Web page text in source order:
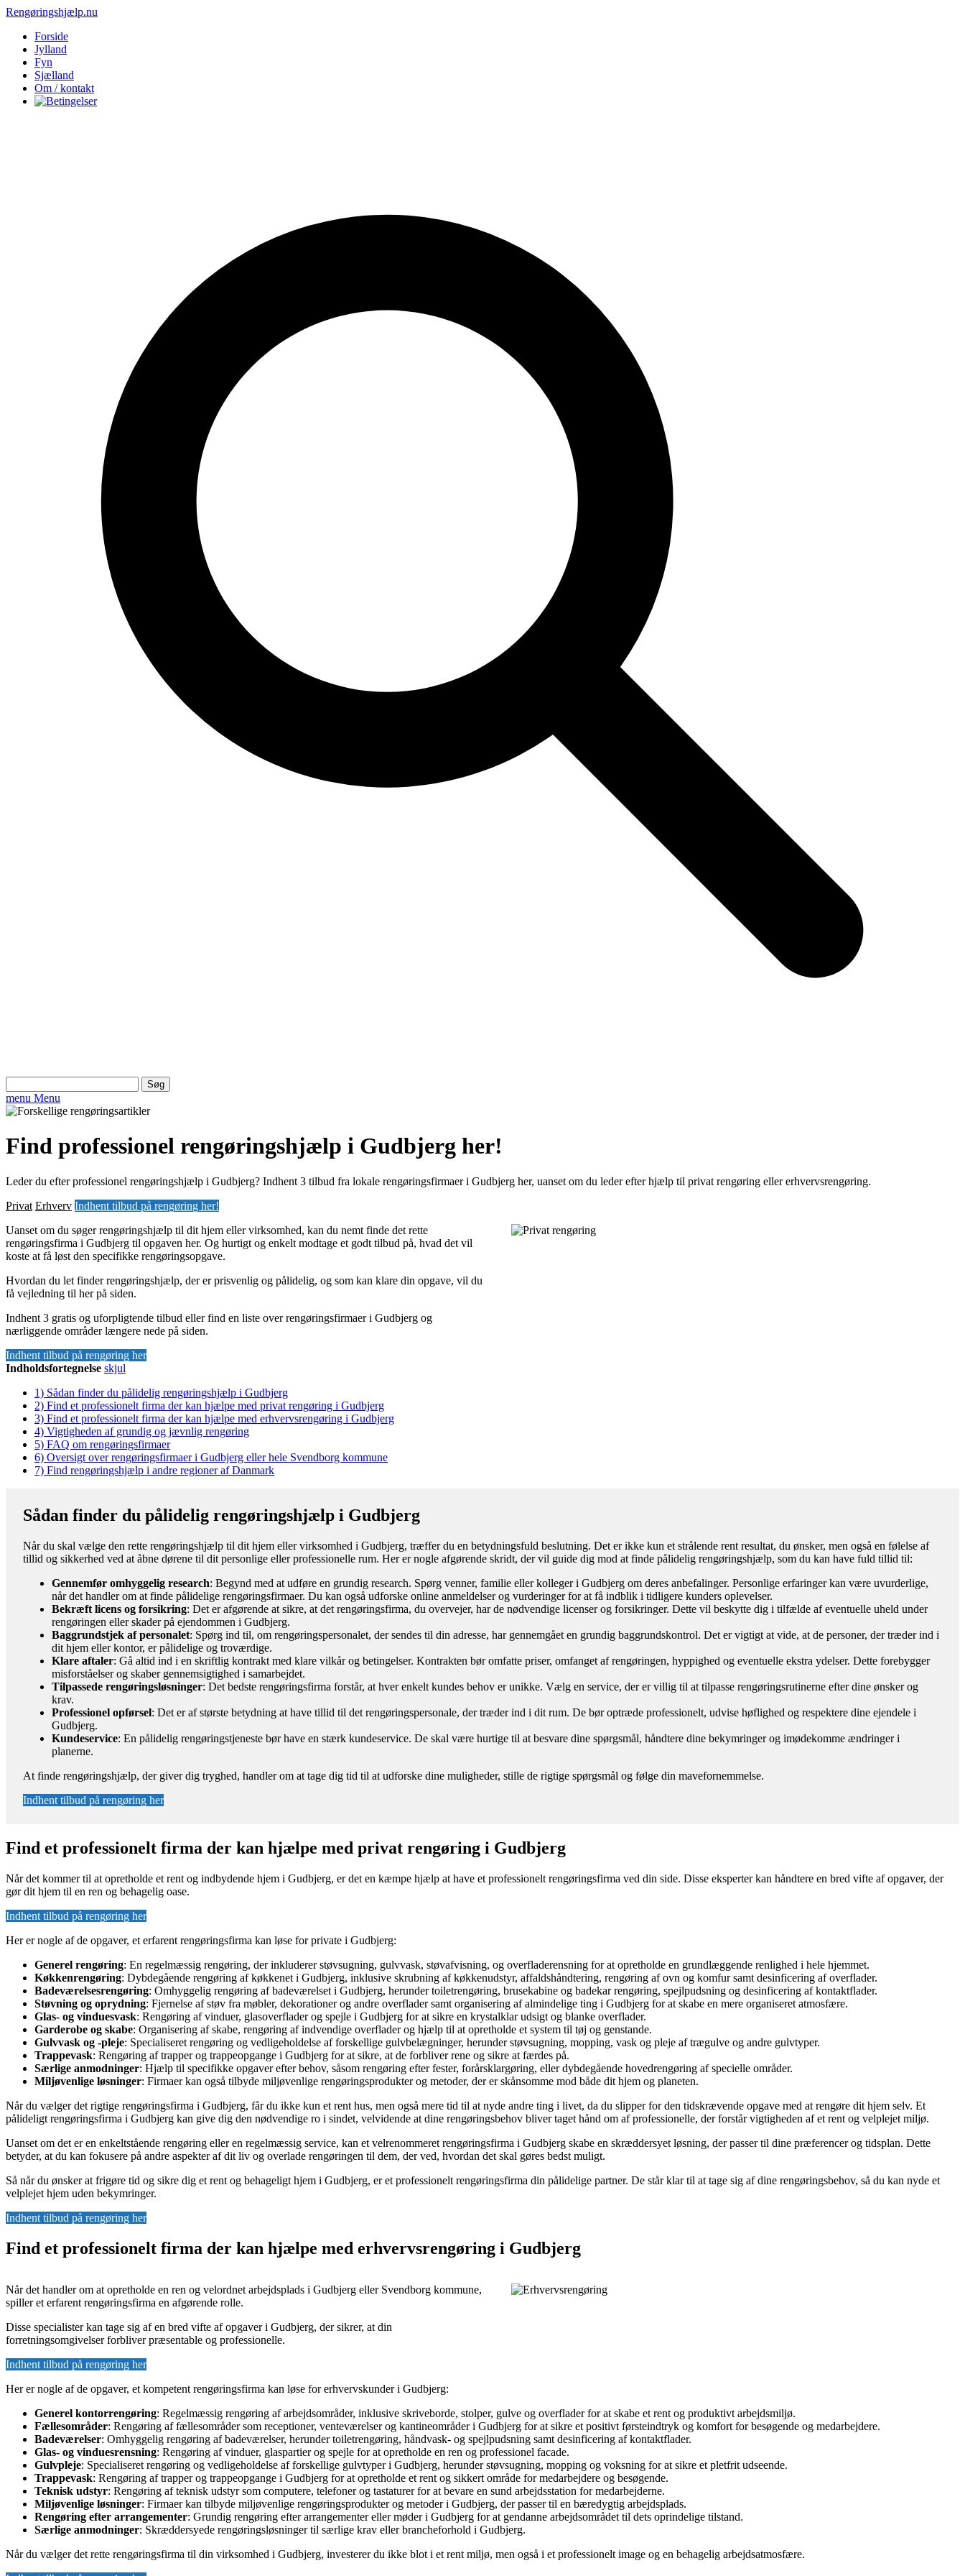
Rengøringshjælp.nu
Forside
Jylland
Fyn
Sjælland
Om / kontakt
efter:
menu Menu
Find professionel rengøringshjælp i Gudbjerg her!
Leder du efter professionel rengøringshjælp i Gudbjerg? Indhent 3 tilbud fra lokale rengøringsfirmaer i Gudbjerg her, uanset om du leder efter hjælp til privat rengøring eller erhvervsrengøring.
Privat Erhverv Indhent tilbud på rengøring her!
Uanset om du søger rengøringshjælp til dit hjem eller virksomhed, kan du nemt finde det rette
rengøringsfirma i Gudbjerg til opgaven her. Og hurtigt og enkelt modtage et godt tilbud på, hvad det vil
koste at få løst den specifikke rengøringsopgave.
Hvordan du let finder rengøringshjælp, der er prisvenlig og pålidelig, og som kan klare din opgave, vil du
få vejledning til her på siden.
Indhent 3 gratis og uforpligtende tilbud eller find en liste over rengøringsfirmaer i Gudbjerg og
nærliggende områder længere nede på siden.
Indhent tilbud på rengøring her
Indholdsfortegnelse skjul
1) Sådan finder du pålidelig rengøringshjælp i Gudbjerg
2) Find et professionelt firma der kan hjælpe med privat rengøring i Gudbjerg
3) Find et professionelt firma der kan hjælpe med erhvervsrengøring i Gudbjerg
4) Vigtigheden af grundig og jævnlig rengøring
5) FAQ om rengøringsfirmaer
6) Oversigt over rengøringsfirmaer i Gudbjerg eller hele Svendborg kommune
7) Find rengøringshjælp i andre regioner af Danmark
Sådan finder du pålidelig rengøringshjælp i Gudbjerg
Når du skal vælge den rette rengøringshjælp til dit hjem eller virksomhed i Gudbjerg, træffer du en betydningsfuld beslutning. Det er ikke kun et strålende rent resultat, du ønsker, men også en følelse af
tillid og sikkerhed ved at åbne dørene til dit personlige eller professionelle rum. Her er nogle afgørende skridt, der vil guide dig mod at finde pålidelig rengøringshjælp, som du kan have fuld tillid til:
Gennemfør omhyggelig research: Begynd med at udføre en grundig research. Spørg venner, familie eller kolleger i Gudbjerg om deres anbefalinger. Personlige erfaringer kan være uvurderlige,
når det handler om at finde pålidelige rengøringsfirmaer. Du kan også udforske online anmeldelser og vurderinger for at få indblik i tidligere kunders oplevelser.
Bekræft licens og forsikring: Det er afgørende at sikre, at det rengøringsfirma, du overvejer, har de nødvendige licenser og forsikringer. Dette vil beskytte dig i tilfælde af eventuelle uheld under
rengøringen eller skader på ejendommen i Gudbjerg.
Baggrundstjek af personalet: Spørg ind til, om rengøringspersonalet, der sendes til din adresse, har gennemgået en grundig baggrundskontrol. Det er vigtigt at vide, at de personer, der træder ind i
dit hjem eller kontor, er pålidelige og troværdige.
Klare aftaler: Gå altid ind i en skriftlig kontrakt med klare vilkår og betingelser. Kontrakten bør omfatte priser, omfanget af rengøringen, hyppighed og eventuelle ekstra ydelser. Dette forebygger
misforståelser og skaber gennemsigtighed i samarbejdet.
Tilpassede rengøringsløsninger: Det bedste rengøringsfirma forstår, at hver enkelt kundes behov er unikke. Vælg en service, der er villig til at tilpasse rengøringsrutinerne efter dine ønsker og
krav.
Professionel opførsel: Det er af største betydning at have tillid til det rengøringspersonale, der træder ind i dit rum. De bør optræde professionelt, udvise høflighed og respektere dine ejendele i
Gudbjerg.
Kundeservice: En pålidelig rengøringstjeneste bør have en stærk kundeservice. De skal være hurtige til at besvare dine spørgsmål, håndtere dine bekymringer og imødekomme ændringer i
planerne.
At finde rengøringshjælp, der giver dig tryghed, handler om at tage dig tid til at udforske dine muligheder, stille de rigtige spørgsmål og følge din mavefornemmelse.
Indhent tilbud på rengøring her
Find et professionelt firma der kan hjælpe med privat rengøring i Gudbjerg
Når det kommer til at opretholde et rent og indbydende hjem i Gudbjerg, er det en kæmpe hjælp at have et professionelt rengøringsfirma ved din side. Disse eksperter kan håndtere en bred vifte af opgaver, der
gør dit hjem til en ren og behagelig oase.
Indhent tilbud på rengøring her
Her er nogle af de opgaver, et erfarent rengøringsfirma kan løse for private i Gudbjerg:
Generel rengøring: En regelmæssig rengøring, der inkluderer støvsugning, gulvvask, støvafvisning, og overfladerensning for at opretholde en grundlæggende renlighed i hele hjemmet.
Køkkenrengøring: Dybdegående rengøring af køkkenet i Gudbjerg, inklusive skrubning af køkkenudstyr, affaldshåndtering, rengøring af ovn og komfur samt desinficering af overflader.
Badeværelsesrengøring: Omhyggelig rengøring af badeværelset i Gudbjerg, herunder toiletrengøring, brusekabine og badekar rengøring, spejlpudsning og desinficering af kontaktflader.
Støvning og oprydning: Fjernelse af støv fra møbler, dekorationer og andre overflader samt organisering af almindelige ting i Gudbjerg for at skabe en mere organiseret atmosfære.
Glas- og vinduesvask: Rengøring af vinduer, glasoverflader og spejle i Gudbjerg for at sikre en krystalklar udsigt og blanke overflader.
Garderobe og skabe: Organisering af skabe, rengøring af indvendige overflader og hjælp til at opretholde et system til tøj og genstande.
Gulvvask og -pleje: Specialiseret rengøring og vedligeholdelse af forskellige gulvbelægninger, herunder støvsugning, mopping, vask og pleje af trægulve og andre gulvtyper.
Trappevask: Rengøring af trapper og trappeopgange i Gudbjerg for at sikre, at de forbliver rene og sikre at færdes på.
Særlige anmodninger: Hjælp til specifikke opgaver efter behov, såsom rengøring efter fester, forårsklargøring, eller dybdegående hovedrengøring af specielle områder.
Miljøvenlige løsninger: Firmaer kan også tilbyde miljøvenlige rengøringsprodukter og metoder, der er skånsomme mod både dit hjem og planeten.
Når du vælger det rigtige rengøringsfirma i Gudbjerg, får du ikke kun et rent hus, men også mere tid til at nyde andre ting i livet, da du slipper for den tidskrævende opgave med at rengøre dit hjem selv. Et
pålideligt rengøringsfirma i Gudbjerg kan give dig den nødvendige ro i sindet, velvidende at dine rengøringsbehov bliver taget hånd om af professionelle, der forstår vigtigheden af et rent og velplejet miljø.
Uanset om det er en enkeltstående rengøring eller en regelmæssig service, kan et velrenommeret rengøringsfirma i Gudbjerg skabe en skræddersyet løsning, der passer til dine præferencer og tidsplan. Dette
betyder, at du kan fokusere på andre aspekter af dit liv og overlade rengøringen til dem, der ved, hvordan det skal gøres bedst muligt.
Så når du ønsker at frigøre tid og sikre dig et rent og behageligt hjem i Gudbjerg, er et professionelt rengøringsfirma din pålidelige partner. De står klar til at tage sig af dine rengøringsbehov, så du kan nyde et
velplejet hjem uden bekymringer.
Indhent tilbud på rengøring her
Find et professionelt firma der kan hjælpe med erhvervsrengøring i Gudbjerg
Når det handler om at opretholde en ren og velordnet arbejdsplads i Gudbjerg eller Svendborg kommune,
spiller et erfarent rengøringsfirma en afgørende rolle.
Disse specialister kan tage sig af en bred vifte af opgaver i Gudbjerg, der sikrer, at din
forretningsomgivelser forbliver præsentable og professionelle.
Indhent tilbud på rengøring her
Her er nogle af de opgaver, et kompetent rengøringsfirma kan løse for erhvervskunder i Gudbjerg:
Generel kontorrengøring: Regelmæssig rengøring af arbejdsområder, inklusive skriveborde, stolper, gulve og overflader for at skabe et rent og produktivt arbejdsmiljø.
Fællesområder: Rengøring af fællesområder som receptioner, venteværelser og kantineområder i Gudbjerg for at sikre et positivt førsteindtryk og komfort for besøgende og medarbejdere.
Badeværelser: Omhyggelig rengøring af badeværelser, herunder toiletrengøring, håndvask- og spejlpudsning samt desinficering af kontaktflader.
Glas- og vinduesrensning: Rengøring af vinduer, glaspartier og spejle for at opretholde en ren og professionel facade.
Gulvpleje: Specialiseret rengøring og vedligeholdelse af forskellige gulvtyper i Gudbjerg, herunder støvsugning, mopping og voksning for at sikre et pletfrit udseende.
Trappevask: Rengøring af trapper og trappeopgange i Gudbjerg for at opretholde et rent og sikkert område for medarbejdere og besøgende.
Teknisk udstyr: Rengøring af teknisk udstyr som computere, telefoner og tastaturer for at bevare en sund arbejdsstation for medarbejderne.
Miljøvenlige løsninger: Firmaer kan tilbyde miljøvenlige rengøringsprodukter og metoder i Gudbjerg, der passer til en bæredygtig arbejdsplads.
Rengøring efter arrangementer: Grundig rengøring efter arrangementer eller møder i Gudbjerg for at gendanne arbejdsområdet til dets oprindelige tilstand.
Særlige anmodninger: Skræddersyede rengøringsløsninger til særlige krav eller brancheforhold i Gudbjerg.
Når du vælger det rette rengøringsfirma til din virksomhed i Gudbjerg, investerer du ikke blot i et rent miljø, men også i et professionelt image og en behagelig arbejdsatmosfære.